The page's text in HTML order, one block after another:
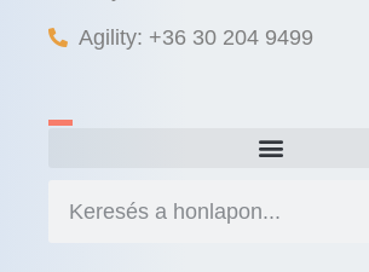
Agility: +36 30 204 9499